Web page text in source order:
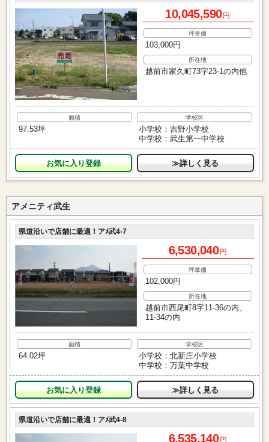
10,045,590円
坪単価
103,000円
所在地
越前市家久町73字23-1の内他
面積
97.53坪
学校区
小学校：吉野小学校
中学校：武生第一中学校
お気に入り ≫詳しく見る
アメニティ武生
県道沿いで店舗に最適！アﾒ武4-7
6,530,040 円
坪単価
102,000円
所在地
越前市西尾町8字11-36の内、
11-34の内
面積
64.02坪
学校区
小学校：北新庄小学校
中学校：万葉中学校
お気に入り ≫詳しく見る
県道沿いで店舗に最適！アﾒ武4-8
6,535,140円